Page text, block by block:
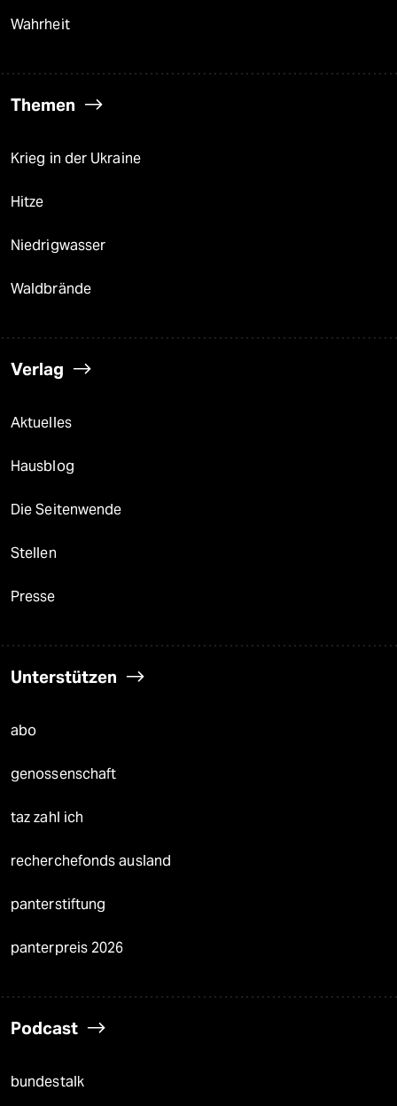
Wahrheit
Themen
Krieg in der Ukraine
Hitze
Niedrigwasser
Waldbrände
Verlag
Aktuelles
Hausblog
Die Seitenwende
Stellen
Presse
Unterstützen
abo
genossenschaft
taz zahl ich
recherchefonds ausland
panterstiftung
panterpreis 2026
Podcast
bundestalk